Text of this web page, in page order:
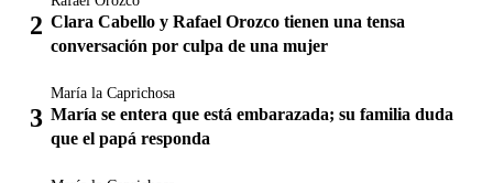
Clara Cabello y Rafael Orozco tienen una tensa
conversación por culpa de una mujer
María la Caprichosa
María se entera que está embarazada; su familia duda
que el papá responda